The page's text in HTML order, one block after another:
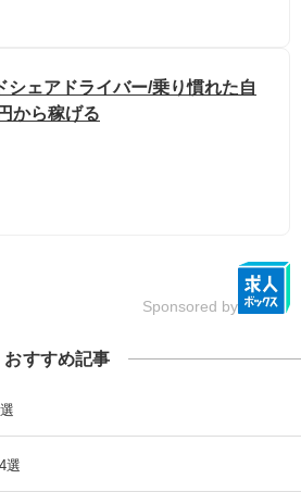
シェアドライバー/乗り慣れた自
から稼げる
Sponsored by
おすすめ記事
選